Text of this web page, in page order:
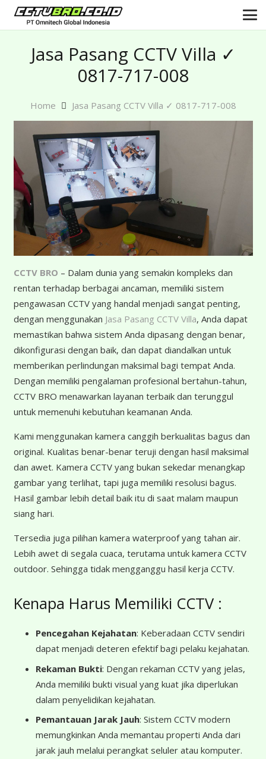
Jasa Pasang CCTV Villa ✓
0817-717-008
Home Jasa Pasang CCTV Villa ✓ 0817-717-008
CCTV BRO – Dalam dunia yang semakin kompleks dan
rentan terhadap berbagai ancaman, memiliki sistem
pengawasan CCTV yang handal menjadi sangat penting,
dengan menggunakan Jasa Pasang CCTV Villa, Anda dapat
memastikan bahwa sistem Anda dipasang dengan benar,
dikonfigurasi dengan baik, dan dapat diandalkan untuk
memberikan perlindungan maksimal bagi tempat Anda.
Dengan memiliki pengalaman profesional bertahun-tahun,
CCTV BRO menawarkan layanan terbaik dan terunggul
untuk memenuhi kebutuhan keamanan Anda.
Kami menggunakan kamera canggih berkualitas bagus dan
original. Kualitas benar-benar teruji dengan hasil maksimal
dan awet. Kamera CCTV yang bukan sekedar menangkap
gambar yang terlihat, tapi juga memiliki resolusi bagus.
Hasil gambar lebih detail baik itu di saat malam maupun
siang hari.
Tersedia juga pilihan kamera waterproof yang tahan air.
Lebih awet di segala cuaca, terutama untuk kamera CCTV
outdoor. Sehingga tidak mengganggu hasil kerja CCTV.
Kenapa Harus Memiliki CCTV :
Pencegahan Kejahatan: Keberadaan CCTV sendiri
dapat menjadi deteren efektif bagi pelaku kejahatan.
Rekaman Bukti: Dengan rekaman CCTV yang jelas,
Anda memiliki bukti visual yang kuat jika diperlukan
dalam penyelidikan kejahatan.
Pemantauan Jarak Jauh: Sistem CCTV modern
memungkinkan Anda memantau properti Anda dari
jarak jauh melalui perangkat seluler atau komputer.